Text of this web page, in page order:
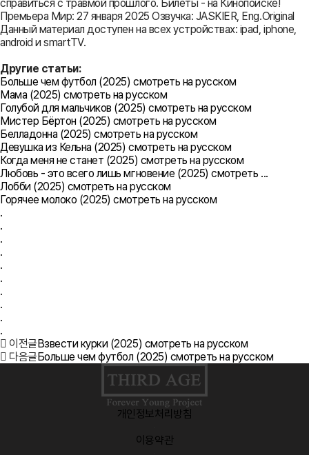
справиться с травмой прошлого. Билеты - на Кинопоиске!
Премьера Мир: 27 января 2025 Озвучка: JASKIER, Eng.Original
Данный материал доступен на всех устройствах: ipad, iphone,
android и smartTV.
Другие статьи:
Больше чем футбол (2025) смотреть на русском
Мама (2025) смотреть на русском
Голубой для мальчиков (2025) смотреть на русском
Мистер Бёртон (2025) смотреть на русском
Белладонна (2025) смотреть на русском
Девушка из Кельна (2025) смотреть на русском
Когда меня не станет (2025) смотреть на русском
Любовь - это всего лишь мгновение (2025) смотреть ...
Лобби (2025) смотреть на русском
Горячее молоко (2025) смотреть на русском
.
.
.
.
.
.
.
.
.
.
이전글Взвести курки (2025) смотреть на русском
다음글Больше чем футбол (2025) смотреть на русском
개인정보처리방침
이용약관